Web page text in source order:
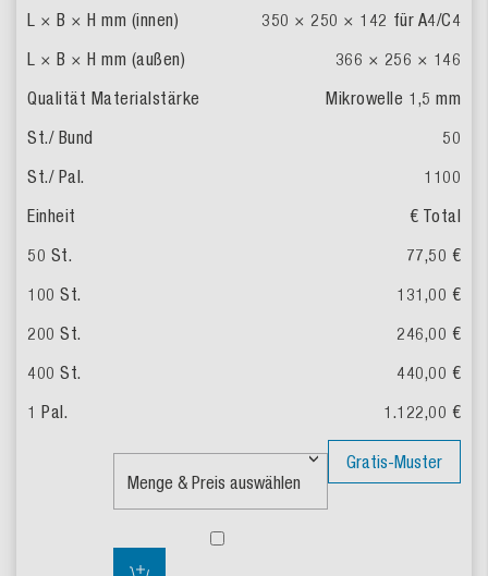
350 × 250 × 142 für A4/C4
366 × 256 × 146
Mikrowelle 1,5 mm
50
1100
€ Total
77,50 €
131,00 €
246,00 €
440,00 €
1.122,00 €
Gratis-Muster